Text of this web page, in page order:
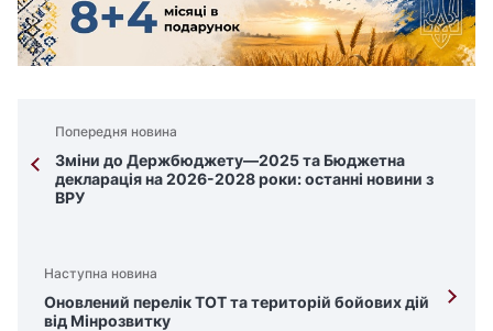
Попередня новина
Зміни до Держбюджету—2025 та Бюджетна
декларація на 2026-2028 роки: останні новини з
ВРУ
Наступна новина
Оновлений перелік ТОТ та територій бойових дій
від Мінрозвитку